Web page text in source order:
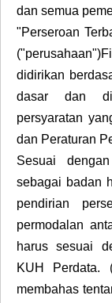
dan semua
"Perseroan
didirikan
dasar dan
persyaratan
dan Peraturan
Sesuai
sebagai badan
pendirian
permodalan
harus sesuai
KUH Perdata.
membahas